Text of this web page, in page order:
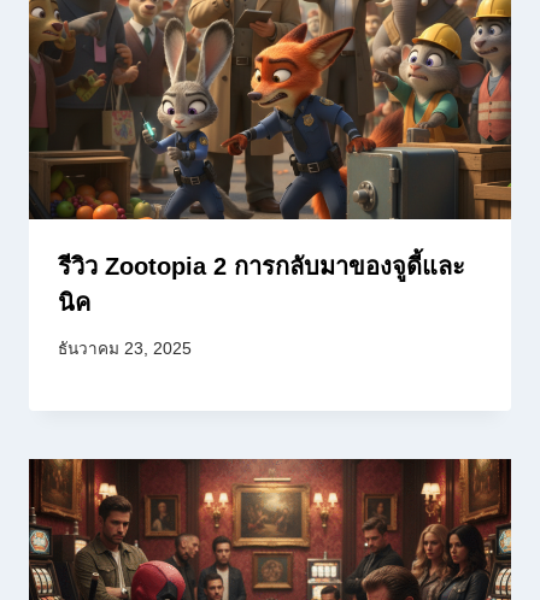
รีวิว Zootopia 2 การกลับมาของจูดี้และ
นิค
ธันวาคม 23, 2025